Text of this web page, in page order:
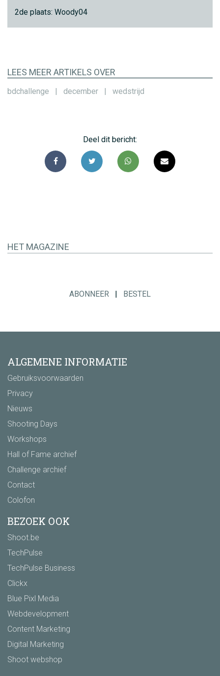
2de plaats: Woody04
LEES MEER ARTIKELS OVER
bdchallenge | december | wedstrijd
Deel dit bericht:
HET MAGAZINE
ABONNEER | BESTEL
ALGEMENE INFORMATIE
Gebruiksvoorwaarden
Privacy
Nieuws
Shooting Days
Workshops
Hall of Fame archief
Challenge archief
Contact
Colofon
BEZOEK OOK
Shoot.be
TechPulse
TechPulse Business
Clickx
Blue Pixl Media
Webdevelopment
Content Marketing
Digital Marketing
Shoot webshop